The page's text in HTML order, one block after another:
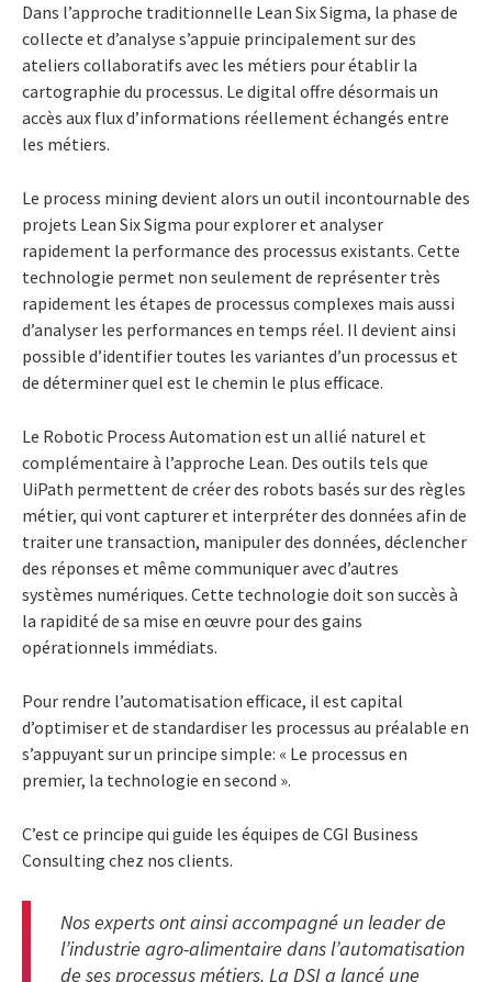
Dans l’approche traditionnelle Lean Six Sigma, la phase de
collecte et d’analyse s’appuie principalement sur des
ateliers collaboratifs avec les métiers pour établir la
cartographie du processus. Le digital offre désormais un
accès aux flux d’informations réellement échangés entre
les métiers.
Le process mining devient alors un outil incontournable des
projets Lean Six Sigma pour explorer et analyser
rapidement la performance des processus existants. Cette
technologie permet non seulement de représenter très
rapidement les étapes de processus complexes mais aussi
d’analyser les performances en temps réel. Il devient ainsi
possible d’identifier toutes les variantes d’un processus et
de déterminer quel est le chemin le plus efficace.
Le Robotic Process Automation est un allié naturel et
complémentaire à l’approche Lean. Des outils tels que
UiPath permettent de créer des robots basés sur des règles
métier, qui vont capturer et interpréter des données afin de
traiter une transaction, manipuler des données, déclencher
des réponses et même communiquer avec d’autres
systèmes numériques. Cette technologie doit son succès à
la rapidité de sa mise en œuvre pour des gains
opérationnels immédiats.
Pour rendre l’automatisation efficace, il est capital
d’optimiser et de standardiser les processus au préalable en
s’appuyant sur un principe simple: « Le processus en
premier, la technologie en second ».
C’est ce principe qui guide les équipes de CGI Business
Consulting chez nos clients.
Nos experts ont ainsi accompagné un leader de
l’industrie agro-alimentaire dans l’automatisation
de ses processus métiers. La DSI a lancé une